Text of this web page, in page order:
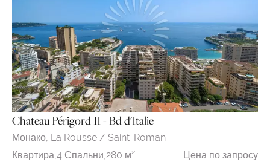
Chateau Périgord II - Bd d'Italie
Монако, La Rousse / Saint-Roman
Квартира,4 Спальни,280 м² Цена по запросу